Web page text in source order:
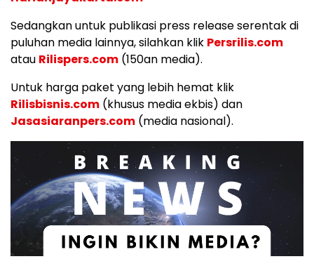
Sedangkan untuk publikasi press release serentak di
puluhan media lainnya, silahkan klik Persrilis.com
atau Rilispers.com (150an media).
Untuk harga paket yang lebih hemat klik
Rilisbisnis.com (khusus media ekbis) dan
Jasasiaranpers.com (media nasional).